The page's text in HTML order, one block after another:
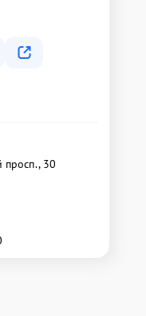
просп., 30